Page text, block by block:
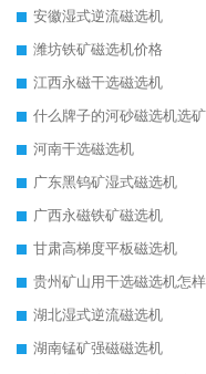
安徽湿式逆流磁选机
潍坊铁矿磁选机价格
江西永磁干选磁选机
河南干选磁选机
广东黑钨矿湿式磁选机
广西永磁铁矿磁选机
甘肃高梯度平板磁选机
湖北湿式逆流磁选机
湖南锰矿强磁磁选机